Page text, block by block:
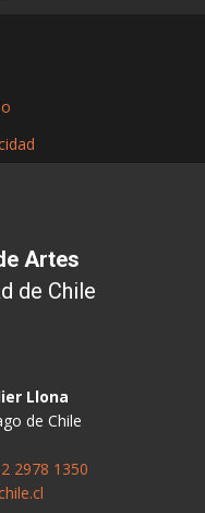
Artes
de Chile
Llona
de Chile
2978 1350